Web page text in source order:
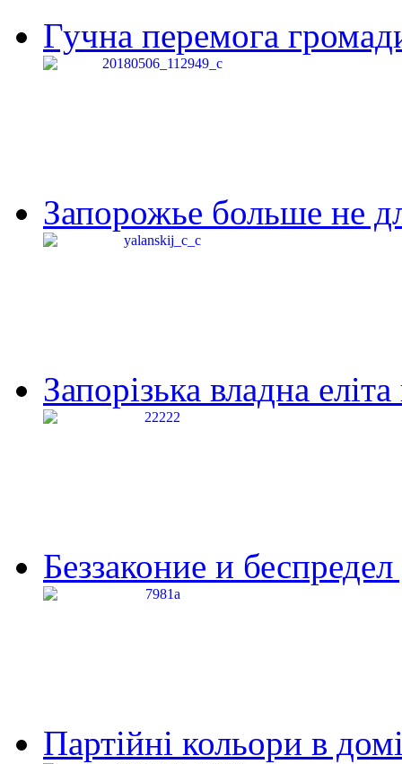
Гучна перемога
Запорожье больше не
Запорізька владна
Беззаконие и
Партійні кольори в